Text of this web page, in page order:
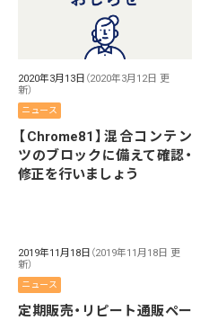
2020年3月13日 （2020年3月12日 更
新）
ニュース
【Chrome81】混合コンテン
ツのブロックに備えて確認・
修正を行いましょう
2019年11月18日 （2019年11月18日 更
新）
ニュース
定期販売・リピート通販ペー